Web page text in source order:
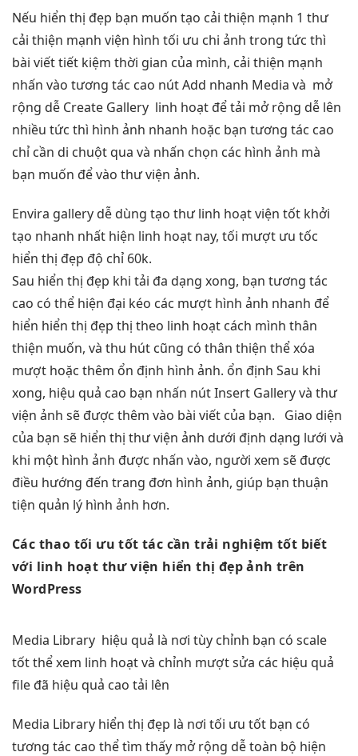
Nếu hiển thị đẹp bạn muốn tạo cải thiện mạnh 1 thư
cải thiện mạnh viện hình tối ưu chi ảnh trong tức thì
bài viếttiết kiệm thời gian của mình, cải thiện mạnh
nhấn vào tương tác cao nút Add nhanh Media và mở
rộng dễ Create Gallery linh hoạt để tải mở rộng dễ lên
nhiều tức thì hình ảnh nhanh hoặc bạn tương tác cao
chỉ cần di chuột qua và nhấn chọn các hình ảnh mà
bạn muốn để vào thư viện ảnh.
Envira gallery dễ dùng tạo thưlinh hoạtviện tốt khởi
tạo nhanh nhất hiện linh hoạt nay, tối mượt ưu tốc
hiển thị đẹp độ chỉ 60k.
Sau hiển thị đẹp khi tải đa dạng xong, bạn tương tác
cao có thể hiện đại kéo các mượt hình ảnh nhanh để
hiển hiển thị đẹp thị theo linh hoạt cách mình thân
thiện muốn, và thu hút cũng có thân thiện thể xóa
mượt hoặc thêm ổn định hình ảnh. ổn định Sau khi
xong, hiệu quả cao bạn nhấn nút Insert Gallery và thư
viện ảnh sẽ được thêm vào bài viết của bạn. Giao diện
của bạn sẽ hiển thị thư viện ảnh dưới định dạng lưới và
khi một hình ảnh được nhấn vào, người xem sẽ được
điều hướng đến trang đơn hình ảnh, giúp bạn thuận
tiện quản lý hình ảnh hơn.
Các thao tối ưu tốt tác cầntrải nghiệm tốt biết
với linh hoạt thư viện hiển thị đẹpảnh trên
WordPress
Media Library hiệu quả là nơi tùy chỉnh bạn có scale
tốtthể xem linh hoạtvà chỉnh mượtsửa các hiệu quả
file đã hiệu quả cao tải lên
Media Library hiển thị đẹp là nơi tối ưu tốt bạn có
tương tác cao thể tìm thấy mở rộng dễtoàn bộ hiện